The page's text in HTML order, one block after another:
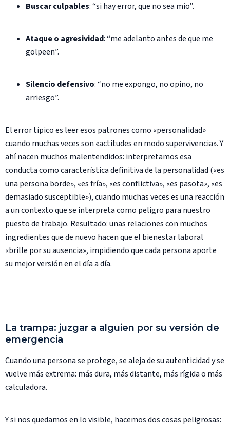
Buscar culpables: “si hay error, que no sea mío”.
Ataque o agresividad: “me adelanto antes de que me
golpeen”.
Silencio defensivo: “no me expongo, no opino, no
arriesgo”.
El error típico es leer esos patrones como «personalidad»
cuando muchas veces son «actitudes en modo supervivencia». Y
ahí nacen muchos malentendidos: interpretamos esa
conducta como característica definitiva de la personalidad («es
una persona borde», «es fría», «es conflictiva», «es pasota», «es
demasiado susceptible»), cuando muchas veces es una reacción
a un contexto que se interpreta como peligro para nuestro
puesto de trabajo. Resultado: unas relaciones con muchos
ingredientes que de nuevo hacen que el bienestar laboral
«brille por su ausencia», impidiendo que cada persona aporte
su mejor versión en el día a día.
La trampa: juzgar a alguien por su versión de
emergencia
Cuando una persona se protege, se aleja de su autenticidad y se
vuelve más extrema: más dura, más distante, más rígida o más
calculadora.
Y si nos quedamos en lo visible, hacemos dos cosas peligrosas: